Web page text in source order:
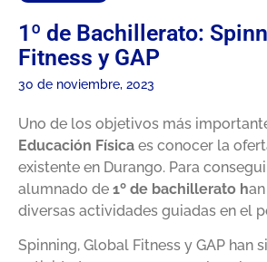
1º de Bachillerato:
Fitness y GAP
30 de noviembre, 2023
Uno de los objetivos más
Educación Física es conocer la
existente en Durango. Para
alumnado de 1º de bachillerato h
diversas actividades guiadas en el
Spinning, Global Fitness y GAP han